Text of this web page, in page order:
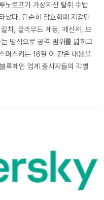
노로프가 가상자산 탈취 수법
났다. 단순히 암호화폐 지갑만
차, 클라우드 계정, 메신저, 브
방식으로 공격 범위를 넓히고
퍼스키는 16일 이 같은 내용을
록체인 업계 종사자들의 각별